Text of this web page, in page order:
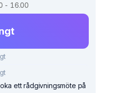
- 16.00
ett rådgivningsmöte på